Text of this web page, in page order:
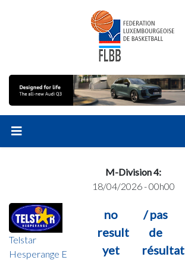
M-Division 4:
18/04/2026 - 00h00
Telstar
Hesperange E
no
result
yet
/ pas
de
résultat